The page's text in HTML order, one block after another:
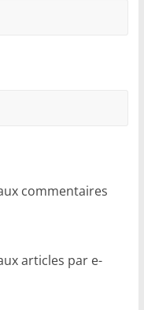
commentaires
articles par e-